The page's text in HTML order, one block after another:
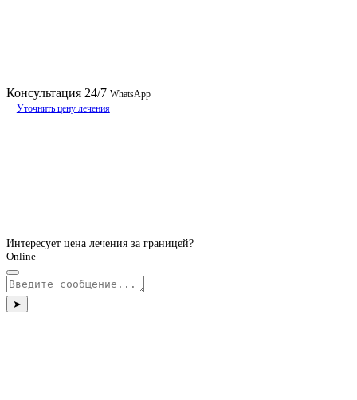
Консультация 24/7 WhatsApp
Уточнить цену лечения
Интересует цена лечения за границей?
Online
➤